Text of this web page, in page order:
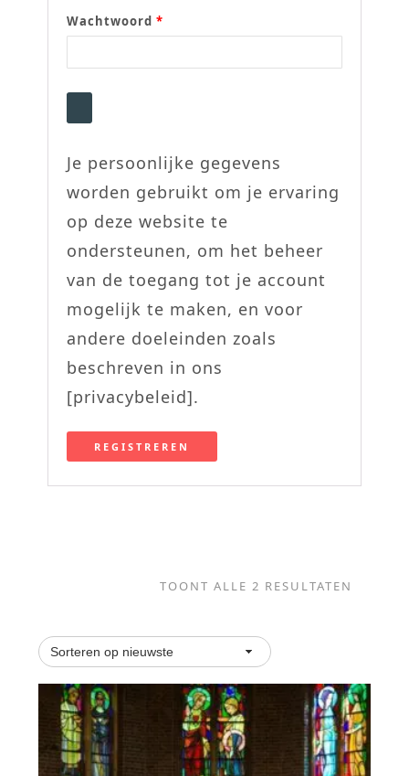
Wachtwoord*
Je persoonlijke gegevens
worden gebruikt om je ervaring
op deze website te
ondersteunen, om het beheer
van de toegang tot je account
mogelijk te maken, en voor
andere doeleinden zoals
beschreven in ons
[privacybeleid].
REGISTREREN
TOONT ALLE 2 RESULTATEN